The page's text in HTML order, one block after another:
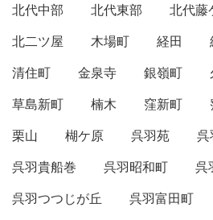
北代中部
北代東部 北代藤
北二ツ屋
木場町 経田
清住町
金泉寺 銀嶺町
草島新町
楠木 窪新町
栗山
楜ケ原 呉羽苑
呉
呉羽貴船巻
呉羽昭和町
呉
呉羽つつじが丘
呉羽富田町